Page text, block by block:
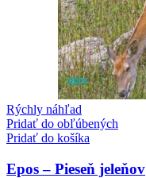
Rýchly náhľad
Pridať do obľúbených
Pridať do košíka
Epos – Pieseň jeleňov